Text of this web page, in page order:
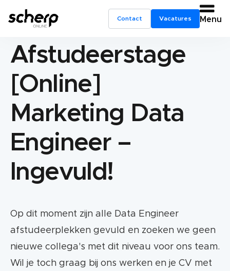
Contact Vacatures Menu
Afstudeerstage
[Online]
Marketing Data
Engineer –
Ingevuld!
Op dit moment zijn alle Data Engineer
afstudeerplekken gevuld en zoeken we geen
nieuwe collega's met dit niveau voor ons team.
Wil je toch graag bij ons werken en je CV met